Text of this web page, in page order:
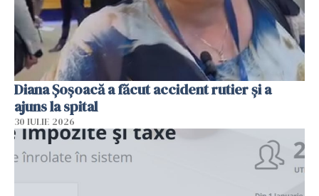
Diana Șoșoacă a făcut accident rutier și a
ajuns la spital
30 IULIE 2026